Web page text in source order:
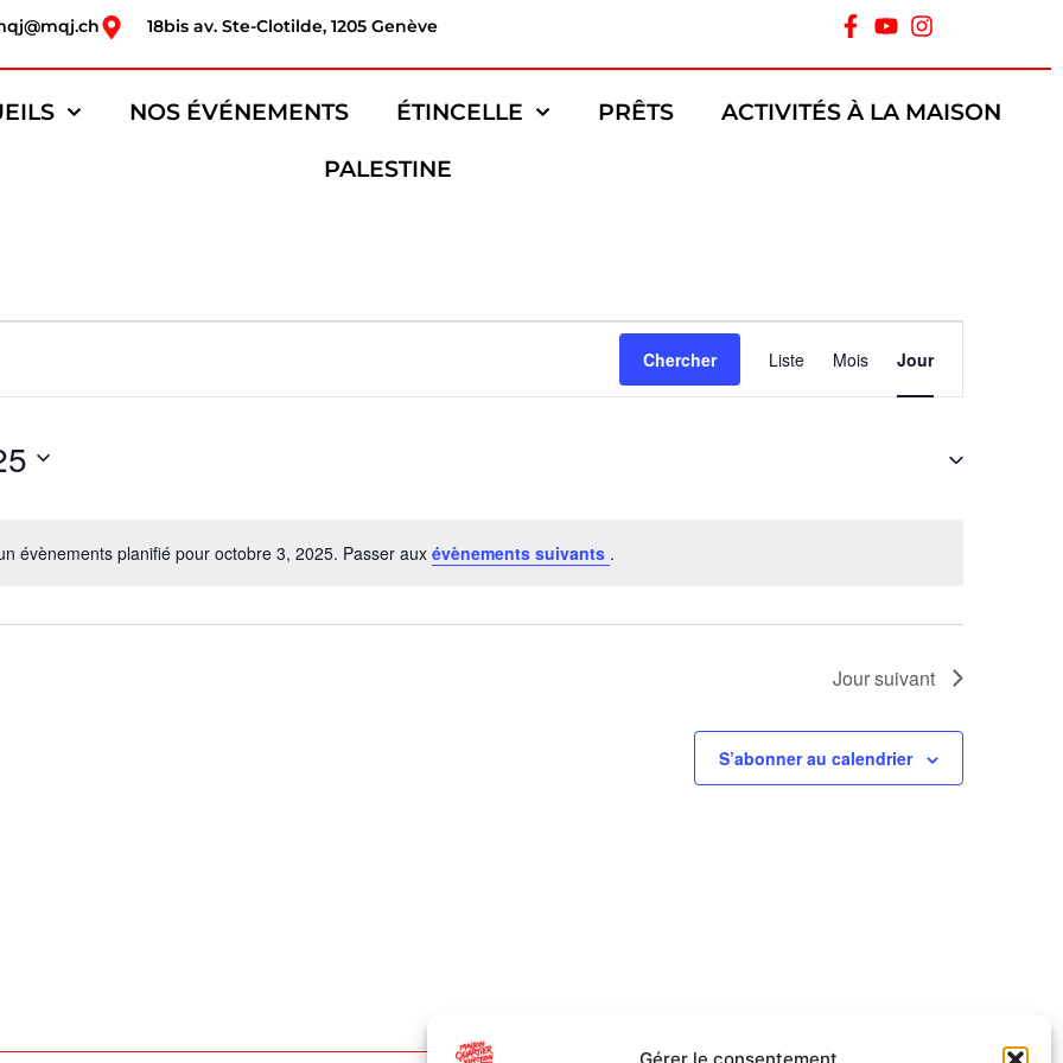
18bis av. Ste-Clotilde, 1205 Genève
NOS ÉVÉNEMENTS ÉTINCELLE PRÊTS ACTIVITÉS À LA MAISON
PALESTINE
Notice
évènements planifié pour octobre 3, 2025. Passer aux évènements suivants .
Chercher
de
Évènement
Liste Mois Jour
Jour suivant
S’abonner au calendrier